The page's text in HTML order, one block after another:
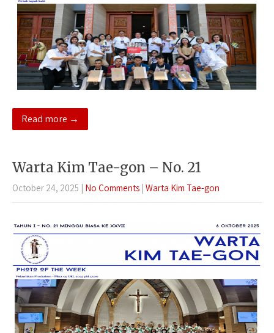
Read more →
Warta Kim Tae-gon – No. 21
October 24, 2025 | No Comments | Warta Kim Tae-gon